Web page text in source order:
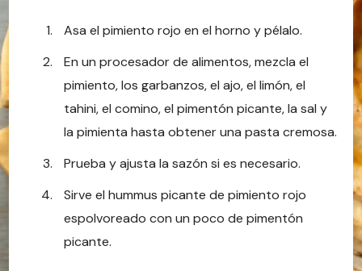
Asa el pimiento rojo en el horno y pélalo.
En un procesador de alimentos, mezcla el
pimiento, los garbanzos, el ajo, el limón, el
tahini, el comino, el pimentón picante, la sal y
la pimienta hasta obtener una pasta cremosa.
Prueba y ajusta la sazón si es necesario.
Sirve el hummus picante de pimiento rojo
espolvoreado con un poco de pimentón
picante.